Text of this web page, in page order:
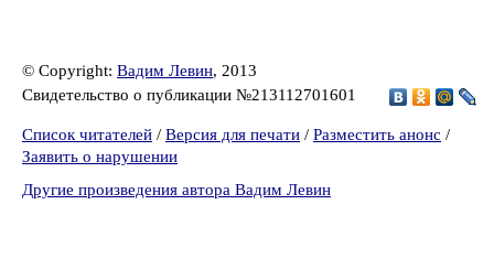
© Copyright: Вадим Левин, 2013
Свидетельство о публикации №213112701601
Список читателей / Версия для печати / Разместить анонс /
Заявить о нарушении
Другие произведения автора Вадим Левин